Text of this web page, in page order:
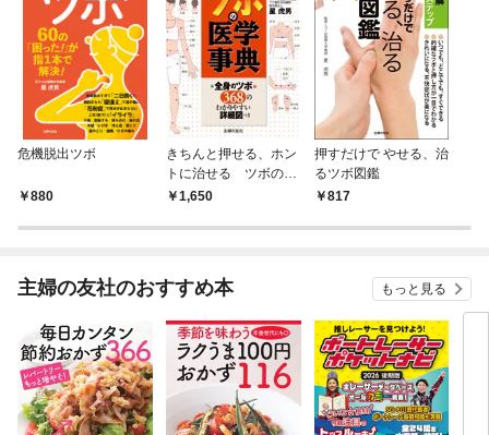
危機脱出ツボ
880
きちんと押せる、ホン
トに治せる ツボの医
学事典
1,650
押すだけで やせる、治
るツボ図鑑
817
主婦の友社のおすすめ本 もっと見る